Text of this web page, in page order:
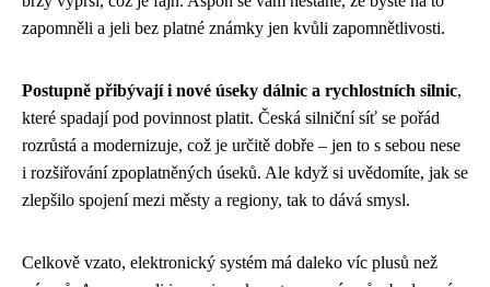
zapomněli a jeli bez platné známky jen kvůli zapomnětlivosti.
Postupně přibývají i nové úseky dálnic a rychlostních silnic,
které spadají pod povinnost platit. Česká silniční síť se pořád
rozrůstá a modernizuje, což je určitě dobře – jen to s sebou nese
i rozšiřování zpoplatněných úseků. Ale když si uvědomíte, jak se
zlepšilo spojení mezi městy a regiony, tak to dává smysl.
Celkově vzato, elektronický systém má daleko víc plusů než